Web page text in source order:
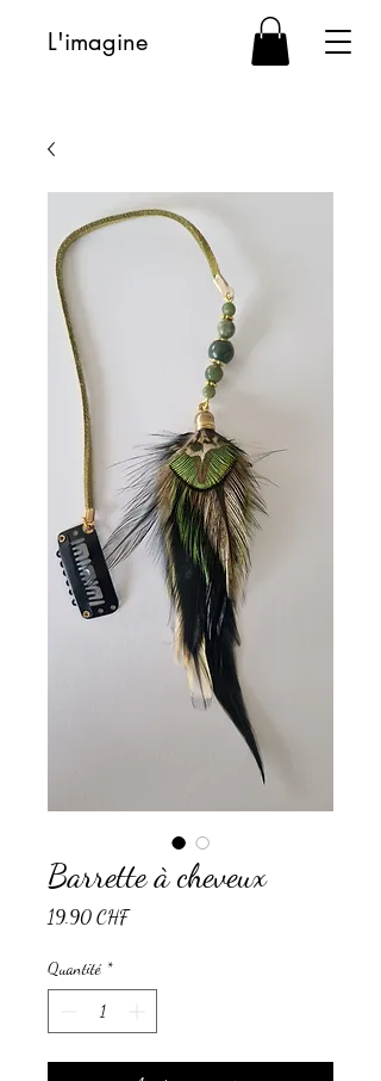
L'imagine
Barrette à cheveux
19.90 CHFPrix
Quantité *